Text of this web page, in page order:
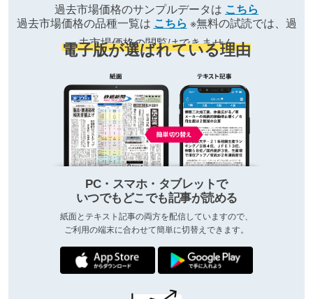
過去市場価格のサンプルデータは こちら
過去市場価格の品種一覧は こちら ※無料の試読では、過
去市場価格の閲覧はできません
電子版が選ばれている理由
PC・スマホ・タブレットで
いつでもどこでも記事が読める
紙面とテキスト記事の両方を配信していますので、
ご利用の端末に合わせて簡単に切替えできます。